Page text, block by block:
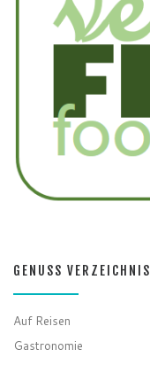
GENUSS VERZEICHNIS
Auf Reisen
Gastronomie